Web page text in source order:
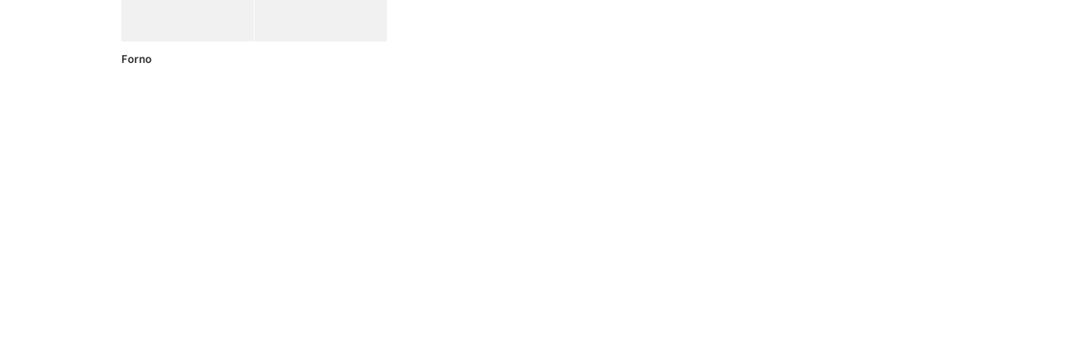
Forno